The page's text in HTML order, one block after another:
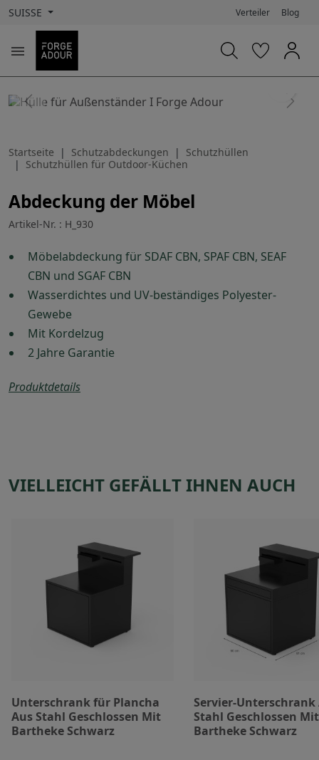
SUISSE Verteiler Blog

Previous Next
Startseite Schutzabdeckungen
Schutzhüllen
Schutzhüllen für Outdoor-Küchen
Abdeckung der Möbel
Artikel-Nr. : H_930
Möbelabdeckung für SDAF CBN, SPAF CBN, SEAF
CBN und SGAF CBN
Wasserdichtes und UV-beständiges Polyester-
Gewebe
Mit Kordelzug
2 Jahre Garantie
Produktdetails
VIELLEICHT GEFÄLLT IHNEN AUCH
Unterschrank für Plancha
Aus Stahl Geschlossen Mit
Bartheke Schwarz
Servier-Unterschrank
Stahl Geschlossen Mit
Bartheke Schwarz